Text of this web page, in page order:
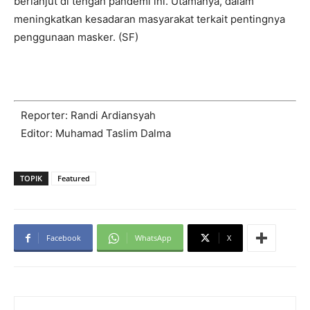
meningkatkan kesadaran masyarakat terkait pentingnya
penggunaan masker. (SF)
Reporter: Randi Ardiansyah
Editor: Muhamad Taslim Dalma
TOPIK Featured
Facebook WhatsApp X